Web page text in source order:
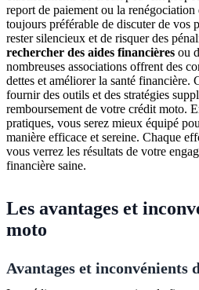
report de paiement ou la
toujours préférable de discuter de vos
rester silencieux et de risquer des
rechercher des aides financières ou
nombreuses associations offrent des
dettes et améliorer la santé financière.
fournir des outils et des stratégies
remboursement de votre crédit moto.
pratiques, vous serez mieux équipé
manière efficace et sereine. Chaque
vous verrez les résultats de votre
financière saine.
Les avantages et
moto
Avantages et inconvénients